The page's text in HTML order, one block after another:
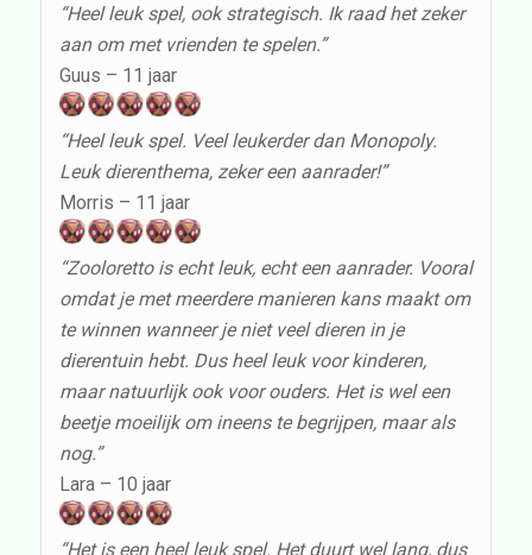
“Heel leuk spel, ook strategisch. Ik raad het zeker
aan om met vrienden te spelen.”
Guus – 11 jaar
“Heel leuk spel. Veel leukerder dan Monopoly.
Leuk dierenthema, zeker een aanrader!”
Morris – 11 jaar
“Zooloretto is echt leuk, echt een aanrader. Vooral
omdat je met meerdere manieren kans maakt om
te winnen wanneer je niet veel dieren in je
dierentuin hebt. Dus heel leuk voor kinderen,
maar natuurlijk ook voor ouders. Het is wel een
beetje moeilijk om ineens te begrijpen, maar als
nog.”
Lara – 10 jaar
“Het is een heel leuk spel. Het duurt wel lang, dus